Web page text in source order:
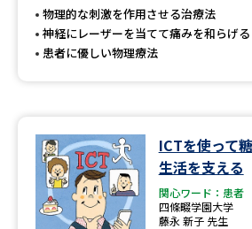
学問発見
学問のミニ講義「夢ナビ講義」 学問分
学問の教科書 夢ナビ
物理的な刺激を作用させる治療法
神経にレーザーを当てて痛みを和らげる
患者に優しい物理療法
ICTを使って
生活を支える
関心ワード：患者
四條畷学園大学
藤永 新子 先生